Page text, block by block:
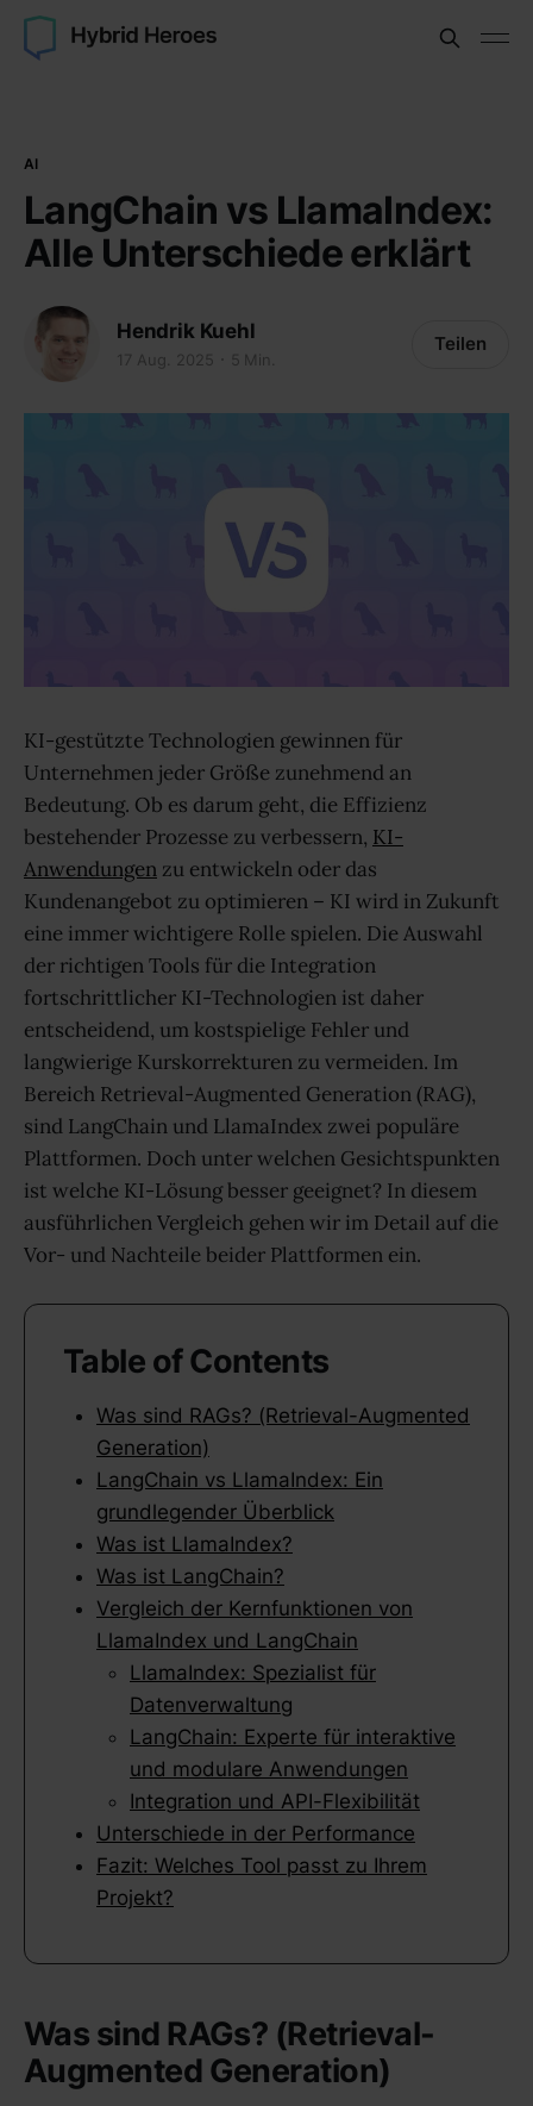
AI
LangChain vs LlamaIndex:
Alle Unterschiede erklärt
Hendrik Kuehl
17 Aug. 2025 5 Min.
Teilen
KI-gestützte Technologien gewinnen für
Unternehmen jeder Größe zunehmend an
Bedeutung. Ob es darum geht, die Effizienz
bestehender Prozesse zu verbessern, KI-
Anwendungen zu entwickeln oder das
Kundenangebot zu optimieren – KI wird in Zukunft
eine immer wichtigere Rolle spielen. Die Auswahl
der richtigen Tools für die Integration
fortschrittlicher KI-Technologien ist daher
entscheidend, um kostspielige Fehler und
langwierige Kurskorrekturen zu vermeiden. Im
Bereich Retrieval-Augmented Generation (RAG),
sind LangChain und LlamaIndex zwei populäre
Plattformen. Doch unter welchen Gesichtspunkten
ist welche KI-Lösung besser geeignet? In diesem
ausführlichen Vergleich gehen wir im Detail auf die
Vor- und Nachteile beider Plattformen ein.
Table of Contents
Was sind RAGs? (Retrieval-Augmented
Generation)
LangChain vs LlamaIndex: Ein
grundlegender Überblick
Was ist LlamaIndex?
Was ist LangChain?
Vergleich der Kernfunktionen von
LlamaIndex und LangChain
LlamaIndex: Spezialist für
Datenverwaltung
LangChain: Experte für interaktive
und modulare Anwendungen
Integration und API-Flexibilität
Unterschiede in der Performance
Fazit: Welches Tool passt zu Ihrem
Projekt?
Was sind RAGs? (Retrieval-
Augmented Generation)